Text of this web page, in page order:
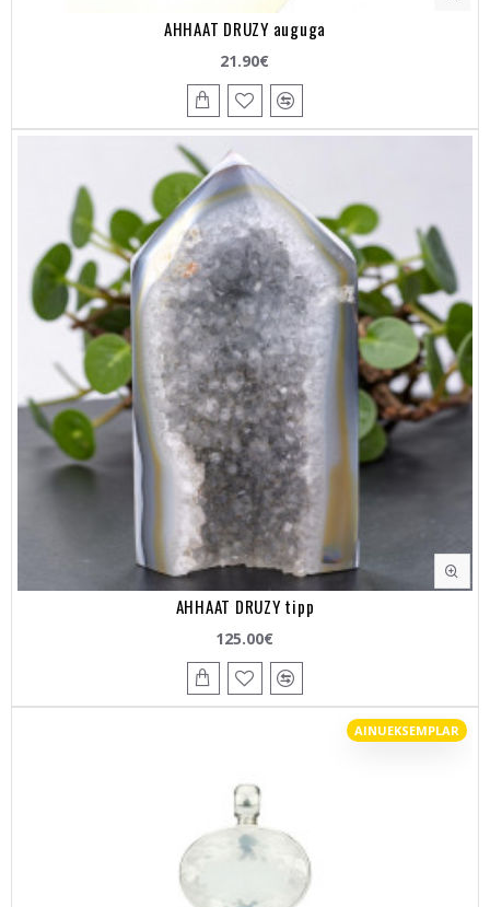
AHHAAT DRUZY auguga
21.90€
AHHAAT DRUZY tipp
125.00€
AINUEKSEMPLAR